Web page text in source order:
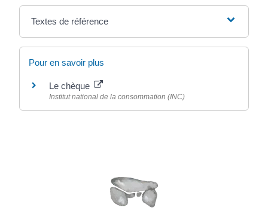
Textes de référence
Pour en savoir plus
Le chèque
Institut national de la consommation (INC)